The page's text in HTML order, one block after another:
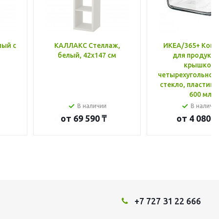
с
КАЛЛАКС Стеллаж,
белый, 42x147 см
В наличии
от 69 590 ₸
ИКЕА/365+
для
крышкой,
стекло, пластик
600 мл
В
от 4 080 ₸
+7 727 31 22 666